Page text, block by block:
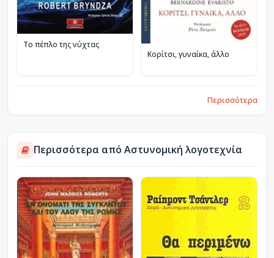
Το πέπλο της νύχτας
Κορίτσι, γυναίκα, άλλο
Περισσότερα
Περισσότερα από Αστυνομική λογοτεχνία